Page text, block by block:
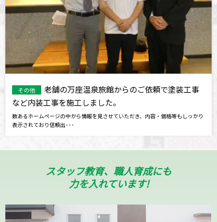
その他
老舗の万座温泉旅館からのご依頼で塗装工事
など内装工事を施工しました。
数あるホームページの中から情報を見させていただき、内容・価格等もしっかり
表示されており信頼出･･･
スタッフ教育、職人育成にも
力を入れています!